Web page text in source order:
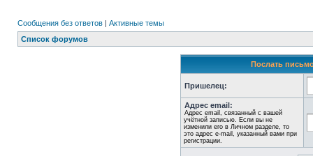
Сообщения без ответов | Активные темы
Список форумов
Послать
Пришелец:
Адрес email:
Адрес email, связанный с вашей
учётной записью. Если вы не
изменили его в Личном разделе, то
это адрес e-mail, указанный вами при
регистрации.